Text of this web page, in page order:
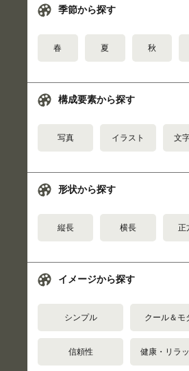
季節から探す
春 夏 秋
構成要素から探す
写真 イラスト 文
形状から探す
縦長 横長 正
イメージから探す
シンプル クール＆モ
信頼性 健康・リラ